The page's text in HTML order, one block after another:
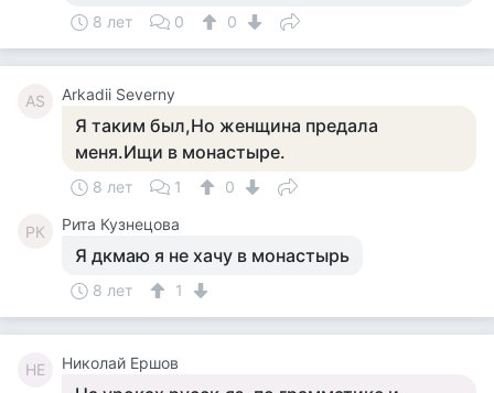
8 лет 0 0
АS Аrkadii Severny
Я таким был,Но женщина предала
меня.Ищи в монастыре.
8 лет 1 0
РК Рита Кузнецова
Я дкмаю я не хачу в монастырь
8 лет 1
НЕ Николай Ершов